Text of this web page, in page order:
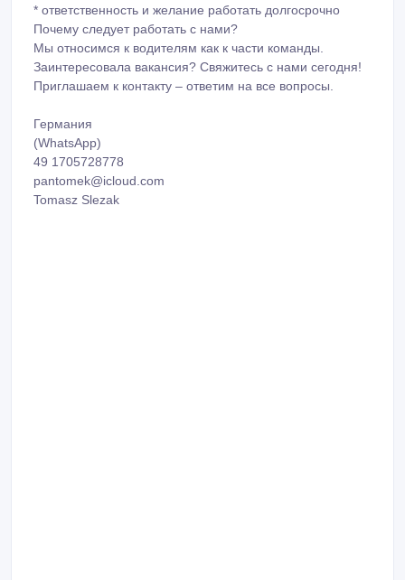
* ответственность и желание работать долгосрочно
Почему следует работать с нами?
Мы относимся к водителям как к части команды.
Заинтересовала вакансия? Свяжитесь с нами сегодня!
Приглашаем к контакту – ответим на все вопросы.
Германия
(WhatsApp)
49 1705728778
pantomek@icloud.com
Tomasz Slezak